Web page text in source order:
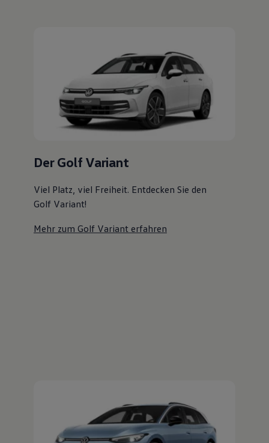
Warn- und Kontrollleuchten
Assistenzsysteme
Digitale Betriebsanleitung
Live Beratung
Magazin
Lifestyle
Transport
Familie
Pannen- und Unfallhilfe
Der Golf Variant
Viel Platz, viel Freiheit. Entdecken Sie den
Golf Variant!
Mehr zum Golf Variant erfahren
Der ID.7 Tourer